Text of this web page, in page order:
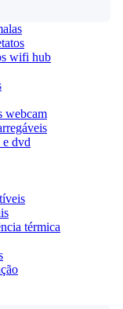
wifi hub
webcam
e dvd
térmica